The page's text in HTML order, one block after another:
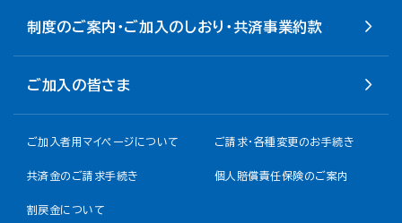
制度のご案内・ご加入のしおり・共済事業約款
ご加入の皆さま
ご加入者用マイページについて ご請求・各種変更のお手続き
共済金のご請求手続き 個人賠償責任保険のご案内
割戻金について​